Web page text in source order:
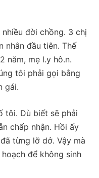
đời chồng. 3 chị
nhân đầu tiên. Thế
năm, mẹ l.y hô.n.
tôi phải gọi bằng
gái.
tôi. Dù biết sẽ phải
chấp nhận. Hồi ấy
từng lỡ dở. Vậy mà
để không sinh